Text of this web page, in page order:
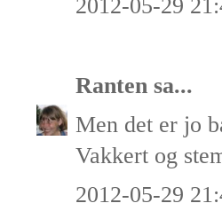
2012-05-29
Ranten sa...
Men det er jo
Vakkert og
2012-05-29